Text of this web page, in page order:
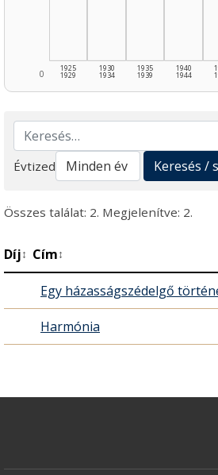
0
1925
1929
1930
1934
1935
1939
1940
1944
Keresés
Évtized
Keresés /
Összes találat: 2. Megjelenítve: 2.
Díj↕ Cím↕
Egy házasságszédelgő
Harmónia